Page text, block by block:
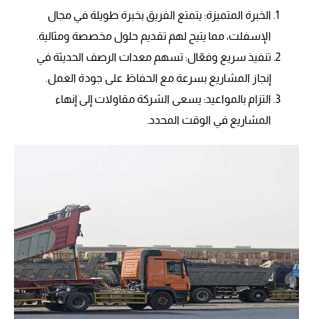
الخبرة المتميزة: يتمتع الفريق بخبرة طويلة في مجال
الإسفلت، مما يتيح لهم تقديم حلول مخصصة ومثالية.
تنفيذ سريع وفعّال: تسهم معدات الرصف الحديثة في
إنجاز المشاريع بسرعة مع الحفاظ على جودة العمل.
التزام بالمواعيد: يسعى الشركة مقاولات إلى إنهاء
المشاريع في الوقت المحدد.